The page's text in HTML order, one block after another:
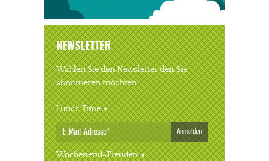
NEWSLETTER
Wählen Sie den Newsletter den Sie
abonnieren möchten.
Lunch Time
Anmelden
Wochenend-Freuden